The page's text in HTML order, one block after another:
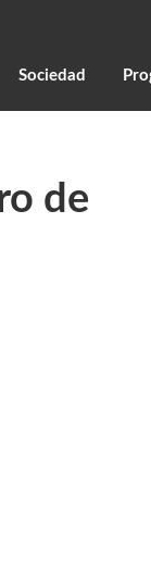
Sociedad
de